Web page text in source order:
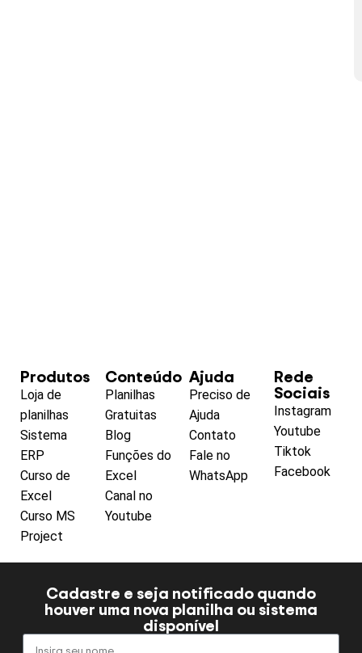
Produtos
Loja de
planilhas
Sistema
ERP
Curso de
Excel
Curso MS
Project
Conteúdo
Planilhas
Gratuitas
Blog
Funções do
Excel
Canal no
Youtube
Ajuda
Preciso de
Ajuda
Contato
Fale no
WhatsApp
Rede
Sociais
Instagram
Youtube
Tiktok
Facebook
Cadastre e seja notificado quando
houver uma nova planilha ou sistema
disponível